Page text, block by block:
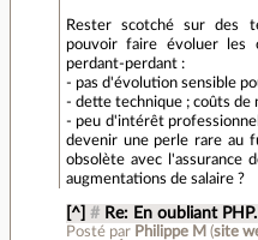
Rester scotché sur des
pouvoir faire évoluer les
perdant-perdant :
- pas d'évolution sensible
- dette technique ; coûts de
- peu d'intérêt
devenir une perle rare au
obsolète avec l'assurance
augmentations de salaire ?
[^] # Re: En oubliant PHP.
Posté par Philippe M (site